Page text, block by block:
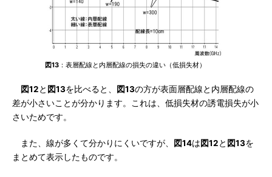
図13 ：表層配線と内層配線の損失の違い（低損失材）
図12と 図13を比べると、 図13の方が表面層配線と内層配線の
差が小さいことが分かります。これは、低損失材の誘電損失が小
さいためです。
また、線が多くて分かりにくいですが、 図14は図12と 図13を
まとめて表示したものです。